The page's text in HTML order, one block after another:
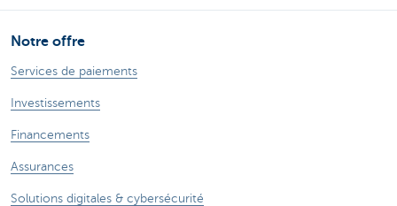
Notre offre
Services de paiements
Investissements
Financements
Assurances
Solutions digitales & cybersécurité